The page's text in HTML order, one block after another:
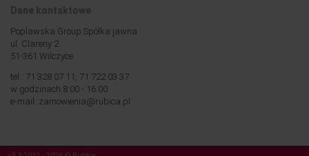
Dane kontaktowe
Poplawska Group Spółka jawna
ul. Clareny 2
51-361 Wilczyce
tel.: 71 328 07 11, 71 722 03 37
w godzinach 8:00 - 16:00
e-mail: zamowienia@rubica.pl